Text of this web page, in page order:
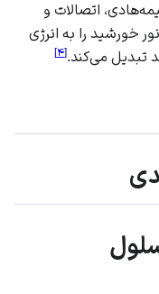
اتصالات و
خورشید را به انرژی
تبدیل می‌کند.[۴]